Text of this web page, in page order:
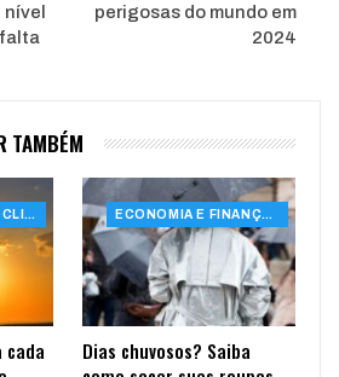
falta
perigosas do mundo em
2024
TAMBÉM
MEIO AMBIENTE E CLIMA
cada
ECONOMIA E FINANÇAS
Dias chuvosos? Saiba